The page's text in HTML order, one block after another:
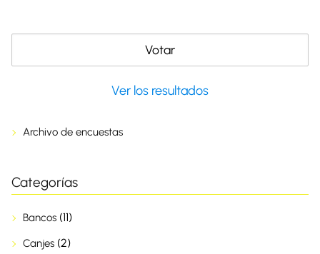
Ver los resultados
Archivo de encuestas
Categorías
Bancos (11)
Canjes (2)